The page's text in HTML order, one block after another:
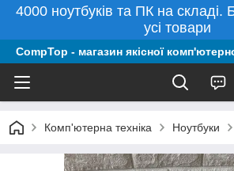
4000 ноутбуків та ПК на
усі товари
CompTop - магазин якісної
Комп'ютерна техніка Ноутбуки